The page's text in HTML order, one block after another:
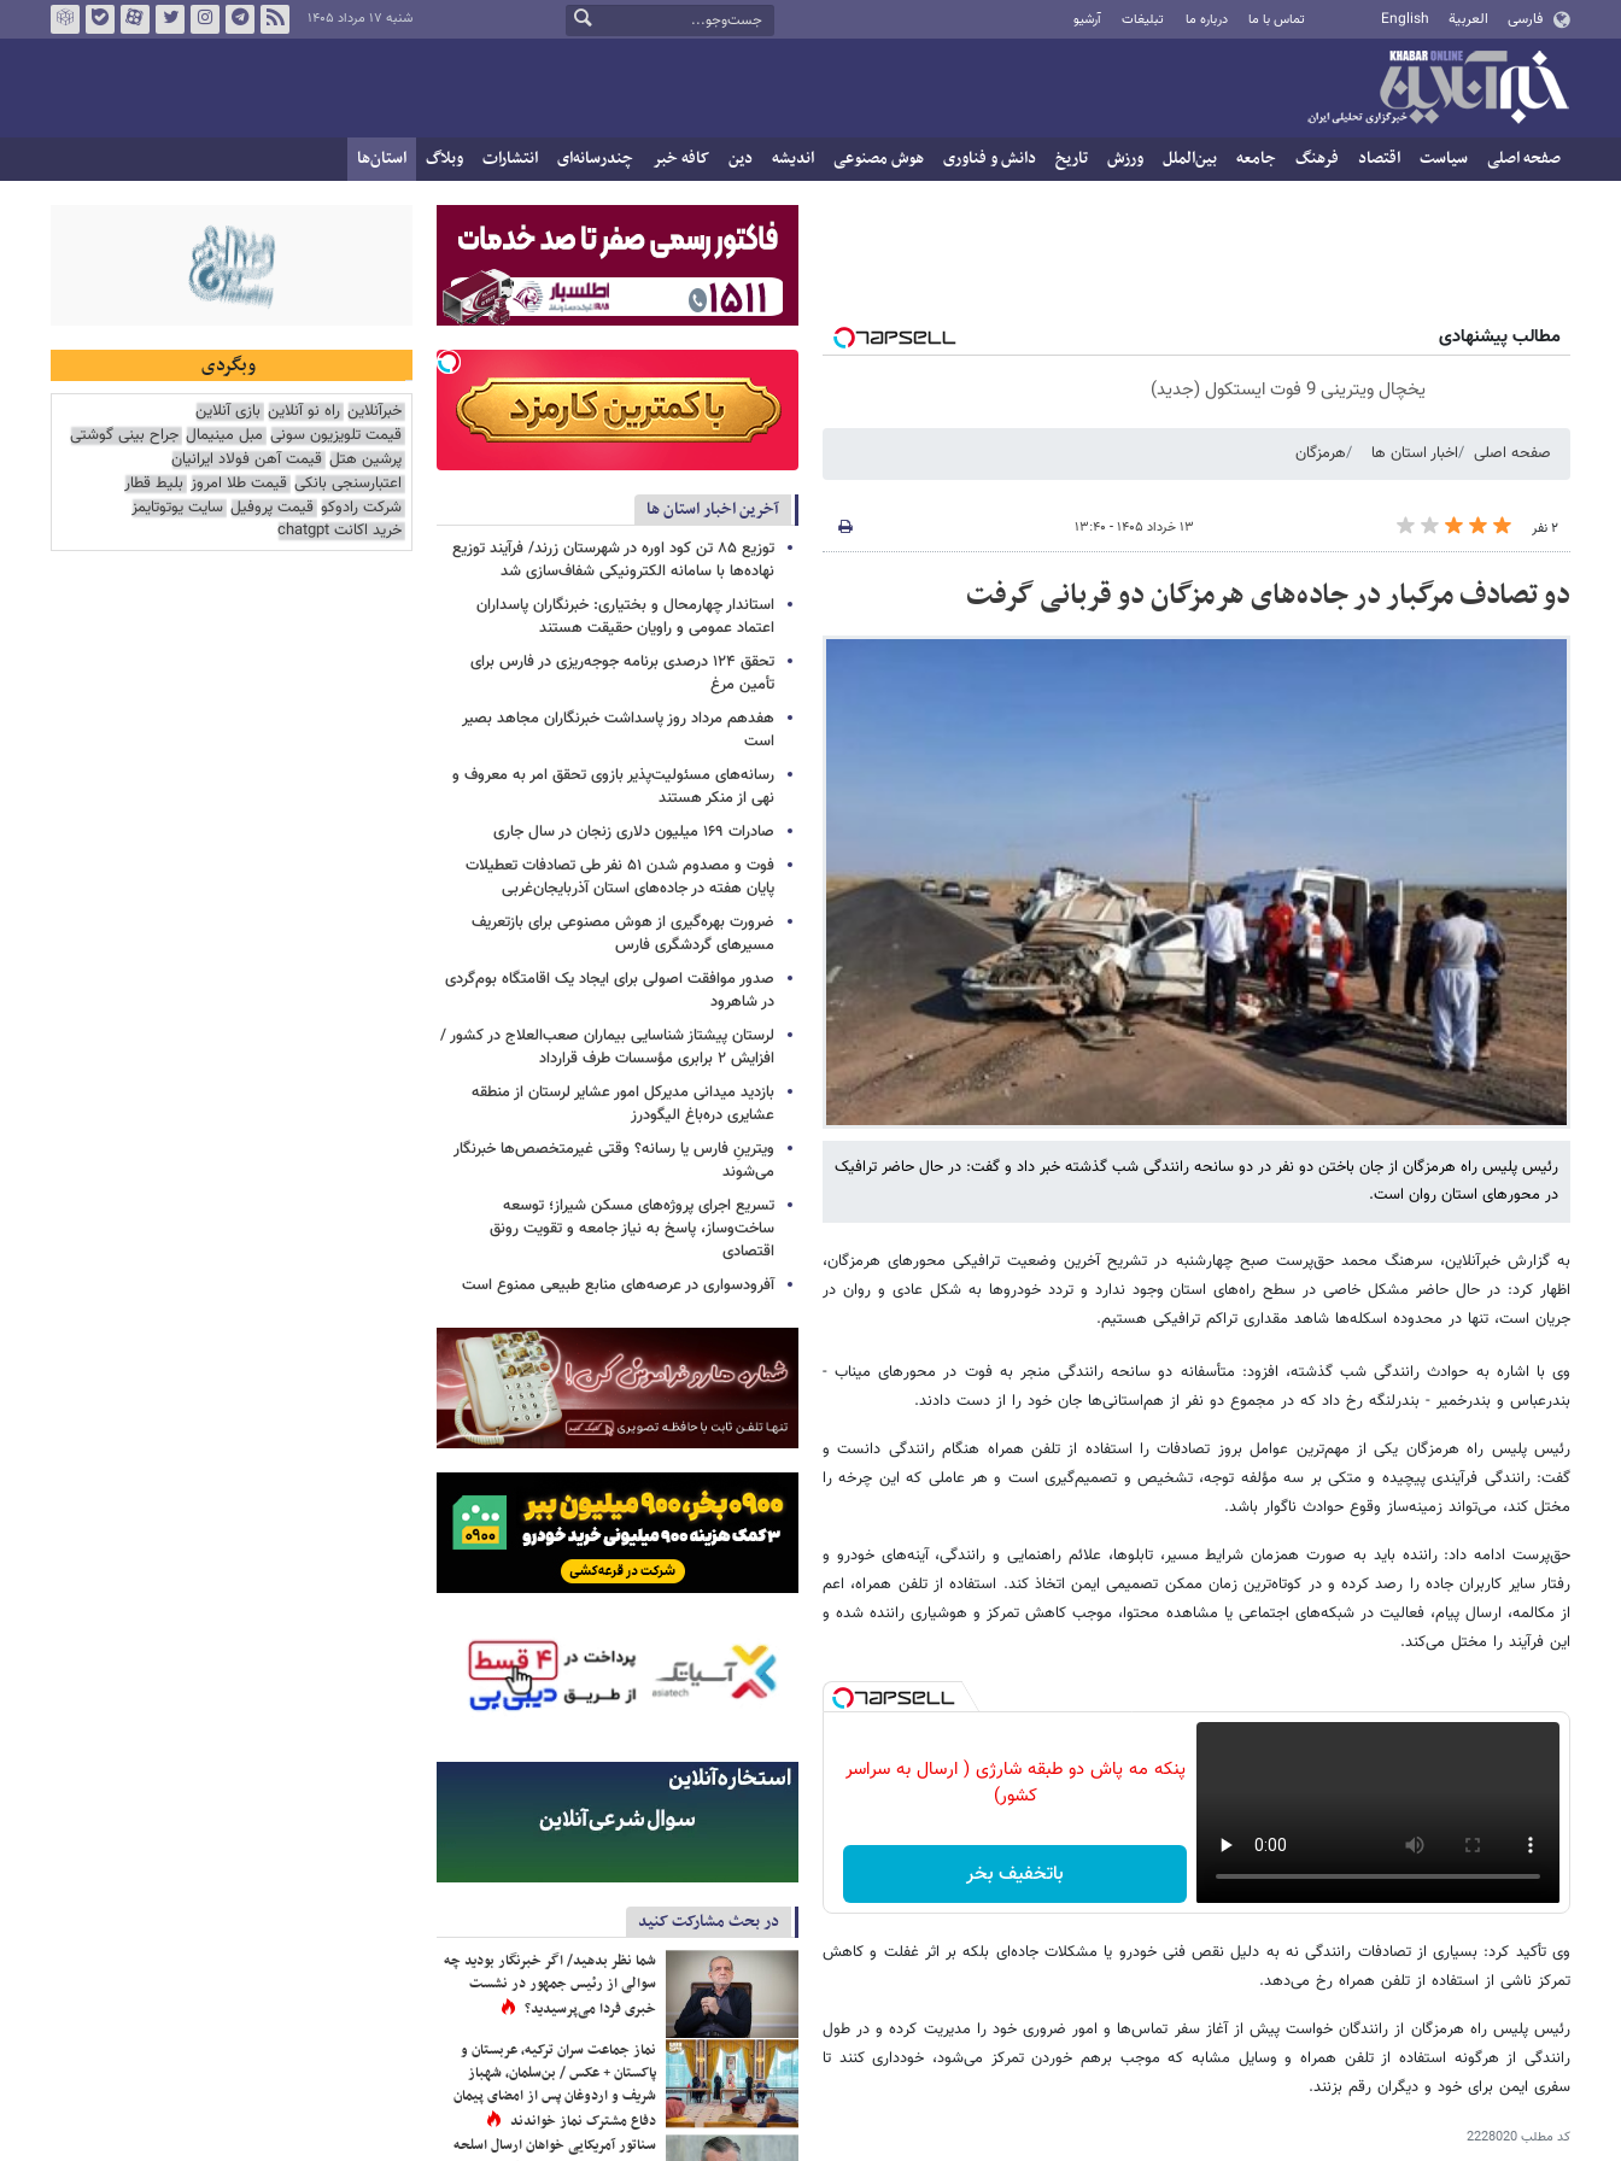
فارسی العربية English تماس با ما درباره ما تبلیغات آرشیو شنبه ۱۷ مرداد ۱۴۰۵
صفحه اصلی سیاست اقتصاد فرهنگ جامعه بین‌الملل ورزش تاریخ دانش و فناوری هوش مصنوعی اندیشه دین کافه خبر چندرسانه‌ای انتشارات وبلاگ استان‌ها
مطالب پیشنهادی
یخچال ویترینی 9 فوت ایستکول (جدید)
صفحه اصلی اخبار استان ها هرمزگان
۲ نفر ۱۳ خرداد ۱۴۰۵ - ۱۳:۴۰
دو تصادف مرگبار در جاده‌های هرمزگان دو قربانی گرفت
رئیس پلیس راه هرمزگان از جان باختن دو نفر در دو سانحه رانندگی شب گذشته خبر داد و گفت: در حال حاضر ترافیک
در محورهای استان روان است.
به گزارش خبرآنلاین، سرهنگ محمد حق‌پرست صبح چهارشنبه در تشریح آخرین وضعیت ترافیکی محورهای هرمزگان،
اظهار کرد: در حال حاضر مشکل خاصی در سطح راه‌های استان وجود ندارد و تردد خودروها به شکل عادی و روان در
جریان است، تنها در محدوده اسکله‌ها شاهد مقداری تراکم ترافیکی هستیم.
وی با اشاره به حوادث رانندگی شب گذشته، افزود: متأسفانه دو سانحه رانندگی منجر به فوت در محورهای میناب -
بندرعباس و بندرخمیر - بندرلنگه رخ داد که در مجموع دو نفر از هم‌استانی‌ها جان خود را از دست دادند.
رئیس پلیس راه هرمزگان یکی از مهم‌ترین عوامل بروز تصادفات را استفاده از تلفن همراه هنگام رانندگی دانست و
گفت: رانندگی فرآیندی پیچیده و متکی بر سه مؤلفه توجه، تشخیص و تصمیم‌گیری است و هر عاملی که این چرخه را
مختل کند، می‌تواند زمینه‌ساز وقوع حوادث ناگوار باشد.
حق‌پرست ادامه داد: راننده باید به صورت همزمان شرایط مسیر، تابلوها، علائم راهنمایی و رانندگی، آینه‌های خودرو و
رفتار سایر کاربران جاده را رصد کرده و در کوتاه‌ترین زمان ممکن تصمیمی ایمن اتخاذ کند. استفاده از تلفن همراه، اعم
از مکالمه، ارسال پیام، فعالیت در شبکه‌های اجتماعی یا مشاهده محتوا، موجب کاهش تمرکز و هوشیاری راننده شده و
این فرآیند را مختل می‌کند.
پنکه مه پاش دو طبقه شارژی ( ارسال به سراسر
کشور)
باتخفیف بخر
وی تأکید کرد: بسیاری از تصادفات رانندگی نه به دلیل نقص فنی خودرو یا مشکلات جاده‌ای بلکه بر اثر غفلت و کاهش
تمرکز ناشی از استفاده از تلفن همراه رخ می‌دهد.
رئیس پلیس راه هرمزگان از رانندگان خواست پیش از آغاز سفر تماس‌ها و امور ضروری خود را مدیریت کرده و در طول
رانندگی از هرگونه استفاده از تلفن همراه و وسایل مشابه که موجب برهم خوردن تمرکز می‌شود، خودداری کنند تا
سفری ایمن برای خود و دیگران رقم بزنند.
کد مطلب2228020
آخرین اخبار استان ها
توزیع ۸۵ تن کود اوره در شهرستان زرند/ فرآیند توزیع
نهاده‌ها با سامانه الکترونیکی شفاف‌سازی شد
استاندار چهارمحال و بختیاری: خبرنگاران پاسداران
اعتماد عمومی و راویان حقیقت‌ هستند
تحقق ۱۲۴ درصدی برنامه جوجه‌ریزی در فارس برای
تأمین مرغ
هفدهم مرداد روز پاسداشت خبرنگاران مجاهد بصیر
است
رسانه‌های مسئولیت‌پذیر بازوی تحقق امر به معروف و
نهی از منکر هستند
صادرات ۱۶۹ میلیون دلاری زنجان در سال جاری
فوت و مصدوم شدن ۵۱ نفر طی تصادفات تعطیلات
پایان هفته در جاده‌های استان آذربایجان‌غربی
ضرورت بهره‌گیری از هوش مصنوعی برای بازتعریف
مسیرهای گردشگری فارس
صدور موافقت اصولی برای ایجاد یک اقامتگاه بوم‌گردی
در شاهرود
لرستان پیشتاز شناسایی بیماران صعب‌العلاج در کشور /
افزایش ۲ برابری مؤسسات طرف قرارداد
بازدید میدانی مدیرکل امور عشایر لرستان از منطقه
عشایری دره‌باغ الیگودرز
ویترینِ فارس یا رسانه؟ وقتی غیرمتخصص‌ها خبرنگار
می‌شوند
تسریع اجرای پروژه‌های مسکن شیراز؛ توسعه
ساخت‌وساز، پاسخ به نیاز جامعه و تقویت رونق
اقتصادی
آفرودسواری در عرصه‌های منابع طبیعی ممنوع است
در بحث مشارکت کنید
شما نظر بدهید/ اگر خبرنگار بودید چه
سوالی از رئیس جمهور در نشست
خبری فردا می‌پرسیدید؟
نماز جماعت سران ترکیه، عربستان و
پاکستان + عکس / بن‌سلمان، شهباز
شریف و اردوغان پس از امضای پیمان
دفاع مشترک نماز خواندند
سناتور آمریکایی خواهان ارسال اسلحه
وبگردی
خبرآنلاین راه نو آنلاین بازی آنلاین
قیمت تلویزیون سونی مبل مینیمال جراح بینی گوشتی
پرشین هتل قیمت آهن فولاد ایرانیان
اعتبارسنجی بانکی قیمت طلا امروز بلیط قطار
شرکت رادوکو قیمت پروفیل سایت یوتوتایمز
خرید اکانت chatgpt